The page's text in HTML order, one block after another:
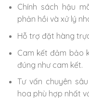
Chính sách hậu
phản hồi và xử lý
Hỗ trợ đặt hàng
Cam kết đảm bảo
đúng như cam kết.
Tư vấn chuyên
hoa phù hợp nhất